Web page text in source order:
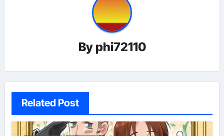
By phi72110
Related Post